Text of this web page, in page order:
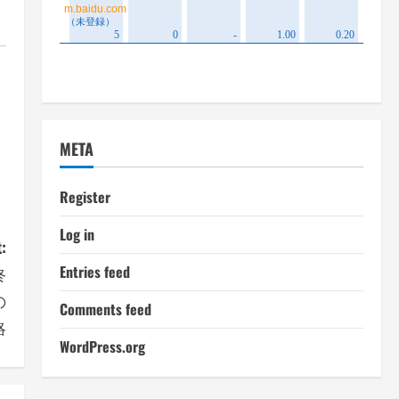
META
Register
Log in
Entries feed
Comments feed
WordPress.org